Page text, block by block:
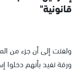
قانونية"
ولفتت إلى أن جزء من
ورقة تفيد بأنهم دخلوا